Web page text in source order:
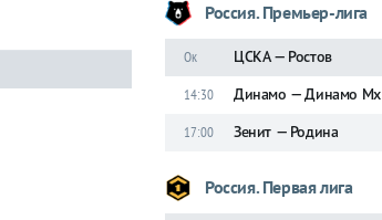
Россия. Премьер-лига
Ок ЦСКА — Ростов
14:30 Динамо — Динамо Мх
17:00 Зенит — Родина
Россия. Первая лига